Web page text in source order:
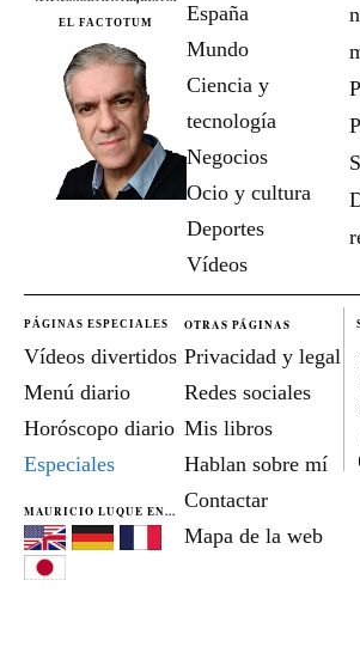
EL FACTOTUM
España
Mundo
Ciencia y
tecnología
Negocios
Ocio y cultura
Deportes
Vídeos
PÁGINAS ESPECIALES
Vídeos divertidos
Menú diario
Horóscopo diario
Especiales
MAURICIO LUQUE EN...
OTRAS PÁGINAS
Privacidad y legal
Redes sociales
Mis libros
Hablan sobre mí
Contactar
Mapa de la web